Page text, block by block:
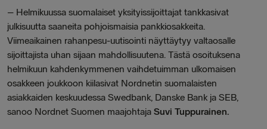
– Helmikuussa suomalaiset yksityissijoittajat tankkasivat
julkisuutta saaneita pohjoismaisia pankkiosakkeita.
Viimeaikainen rahanpesu-uutisointi näyttäytyy valtaosalle
sijoittajista uhan sijaan mahdollisuutena. Tästä osoituksena
helmikuun kahdenkymmenen vaihdetuimman ulkomaisen
osakkeen joukkoon kiilasivat Nordnetin suomalaisten
asiakkaiden keskuudessa Swedbank, Danske Bank ja SEB,
sanoo Nordnet Suomen maajohtaja Suvi Tuppurainen.